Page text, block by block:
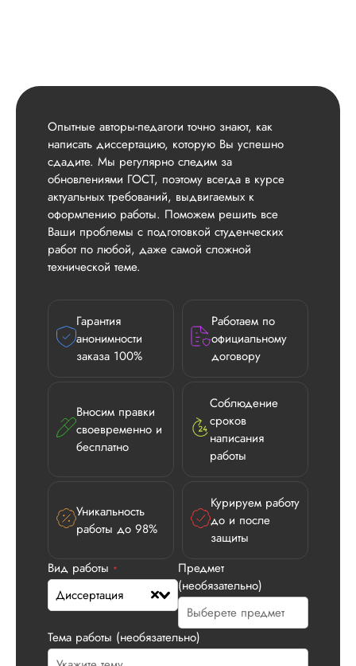
Опытные авторы-педагоги точно знают, как
написать диссертацию, которую Вы успешно
сдадите. Мы регулярно следим за
обновлениями ГОСТ, поэтому всегда в курсе
актуальных требований, выдвигаемых к
оформлению работы. Поможем решить все
Ваши проблемы с подготовкой студенческих
работ по любой, даже самой сложной
технической теме.
Гарантия
анонимности
заказа 100%
Работаем по
официальному
договору
Вносим правки
своевременно и
бесплатно
Соблюдение
сроков
написания
работы
Уникальность
работы до 98%
Курируем работу
до и после
защиты
Вид работы *
Диссертация
Предмет
(необязательно)
Тема работы (необязательно)